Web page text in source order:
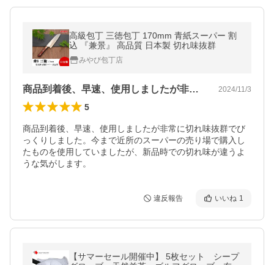
高級包丁 三徳包丁 170mm 青紙スーパー 割
込 『兼景』 高品質 日本製 切れ味抜群
みやび包丁店
商品到着後、早速、使用しましたが非常に… 2024/11/3
5
商品到着後、早速、使用しましたが非常に切れ味抜群でび
っくりしました。今まで近所のスーパーの売り場で購入し
たものを使用していましたが、新品時での切れ味が違うよ
うな気がします。
違反報告 いいね 1
【サマーセール開催中】 5枚セット シープ